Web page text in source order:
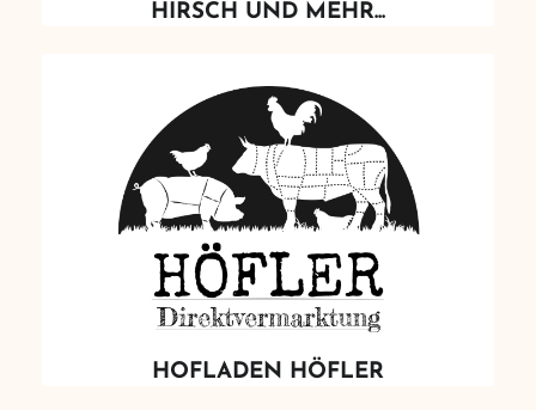
HIRSCH UND MEHR...
HOFLADEN HÖFLER